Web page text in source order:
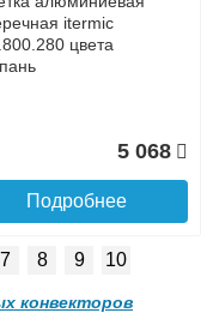
Подробнее
алюминиевая
цвета
itermic
цвета
5 068
Подробнее
7 8 9 10
конвекторов